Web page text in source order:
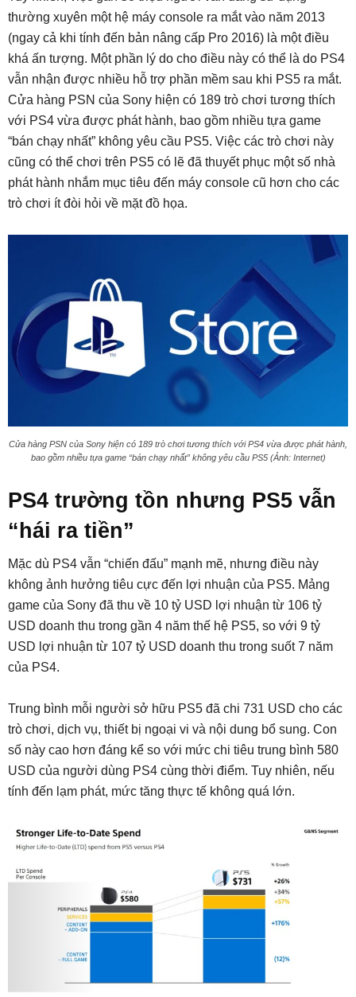
thường xuyên một hệ máy console ra mắt vào năm 2013
(ngay cả khi tính đến bản nâng cấp Pro 2016) là một điều
khá ấn tượng. Một phần lý do cho điều này có thể là do PS4
vẫn nhận được nhiều hỗ trợ phần mềm sau khi PS5 ra mắt.
Cửa hàng PSN của Sony hiện có 189 trò chơi tương thích
với PS4 vừa được phát hành, bao gồm nhiều tựa game
“bán chạy nhất” không yêu cầu PS5. Việc các trò chơi này
cũng có thể chơi trên PS5 có lẽ đã thuyết phục một số nhà
phát hành nhắm mục tiêu đến máy console cũ hơn cho các
trò chơi ít đòi hỏi về mặt đồ họa.
Cửa hàng PSN của Sony hiện có 189 trò chơi tương thích với PS4 vừa được phát hành,
bao gồm nhiều tựa game “bán chạy nhất” không yêu cầu PS5 (Ảnh: Internet)
PS4 trường tồn nhưng PS5 vẫn
“hái ra tiền”
Mặc dù PS4 vẫn “chiến đấu” mạnh mẽ, nhưng điều này
không ảnh hưởng tiêu cực đến lợi nhuận của PS5. Mảng
game của Sony đã thu về 10 tỷ USD lợi nhuận từ 106 tỷ
USD doanh thu trong gần 4 năm thế hệ PS5, so với 9 tỷ
USD lợi nhuận từ 107 tỷ USD doanh thu trong suốt 7 năm
của PS4.
Trung bình mỗi người sở hữu PS5 đã chi 731 USD cho các
trò chơi, dịch vụ, thiết bị ngoại vi và nội dung bổ sung. Con
số này cao hơn đáng kể so với mức chi tiêu trung bình 580
USD của người dùng PS4 cùng thời điểm. Tuy nhiên, nếu
tính đến lạm phát, mức tăng thực tế không quá lớn.